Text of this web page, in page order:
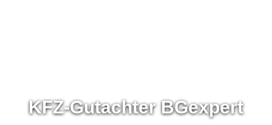
KFZ-Gutachter BGexpert